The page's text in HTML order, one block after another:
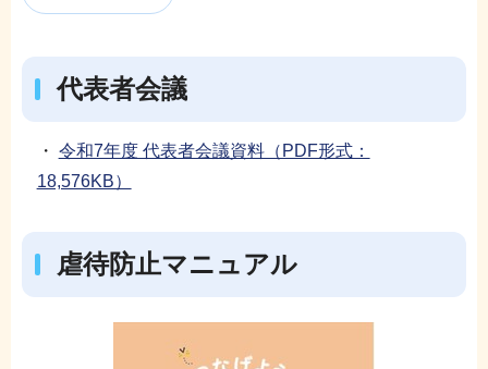
代表者会議
・ 令和7年度 代表者会議資料（PDF形式：
18,576KB）
虐待防止マニュアル